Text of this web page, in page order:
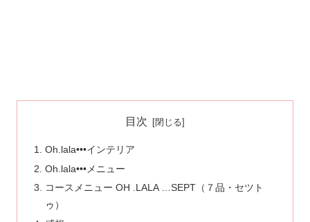
目次
Oh.lala•••インテリア
Oh.lala•••メニュー
コースメニュー OH .LALA …SEPT（７品・セツト
ゥ）